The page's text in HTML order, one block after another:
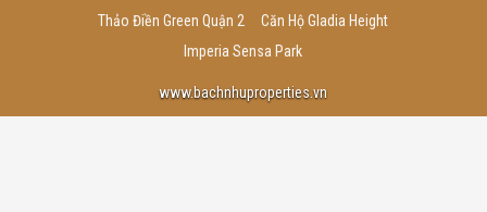
Thảo Điền Green Quận 2
Căn Hộ Gladia Height
Imperia Sensa Park
www.bachnhuproperties.vn